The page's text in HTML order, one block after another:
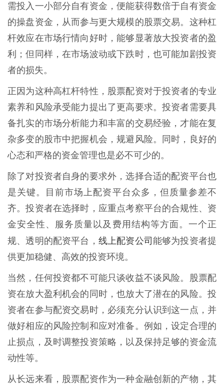
需投入一小部分自有资金，便能获得数倍于自有资金
的操盘资金，从而参与更大规模的股票交易。这种杠
杆效应在市场行情向好时，能够显著放大投资者的盈
利；但同样，在市场波动或下跌时，也可能加剧投资
者的损失。
正因为这种高杠杆特性，股票配资对于投资者的专业
素养和风险承受能力提出了更高要求。投资者需要具
备扎实的市场分析能力和丰富的交易经验，才能在复
杂多变的股市中把握机会，规避风险。同时，良好的
心态和严格的资金管理也是必不可少的。
除了对投资者自身的要求外，选择合适的配资平台也
是关键。目前市场上配资平台众多，但质量参差不
齐。投资者在选择时，应重点考察平台的合规性、资
金安全性、服务质量以及费用结构等方面。一个正
规、透明的配资平台， 线上配资公司能够为投资者提
供更加稳健、高效的投资环境。
当然，任何投资都不可能只谈收益不谈风险。股票配
资在放大盈利机会的同时，也放大了潜在的风险。投
资者在参与配资交易时，必须充分认识到这一点，并
做好相应的风险控制和应对准备。例如，设定合理的
止损点，及时调整投资策略，以及保持足够的资金流
动性等。
从长远来看，股票配资作为一种金融创新的产物，其